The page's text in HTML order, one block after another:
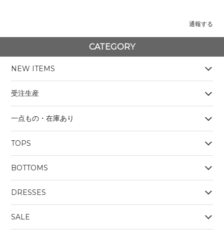
通報する
CATEGORY
NEW ITEMS
受注生産
一点もの・在庫あり
TOPS
BOYS
OUTERWEAR
Tシャツ
BOTTOMS
BOYS
DRESSES
SALE